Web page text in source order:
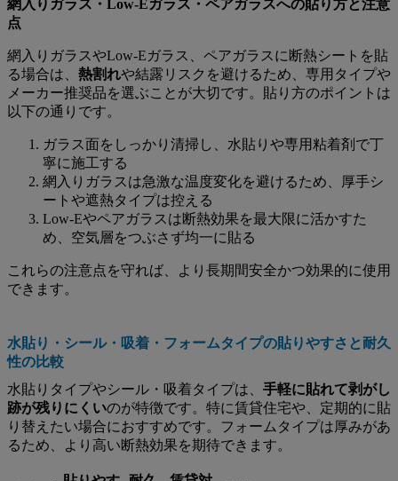
網入りガラス・Low-Eガラス・ペアガラスへの貼り方と注意
点
網入りガラスやLow-Eガラス、ペアガラスに断熱シートを貼
る場合は、 熱割れや結露リスクを避けるため、専用タイプや
メーカー推奨品を選ぶことが大切です。貼り方のポイントは
以下の通りです。
ガラス面をしっかり清掃し、水貼りや専用粘着剤で丁
寧に施工する
網入りガラスは急激な温度変化を避けるため、厚手シ
ートや遮熱タイプは控える
Low-Eやペアガラスは断熱効果を最大限に活かすた
め、空気層をつぶさず均一に貼る
これらの注意点を守れば、より長期間安全かつ効果的に使用
できます。
水貼り・シール・吸着・フォームタイプの貼りやすさと耐久
性の比較
水貼りタイプやシール・吸着タイプは、 手軽に貼れて剥がし
跡が残りにくいのが特徴です。特に賃貸住宅や、定期的に貼
り替えたい場合におすすめです。フォームタイプは厚みがあ
るため、より高い断熱効果を期待できます。